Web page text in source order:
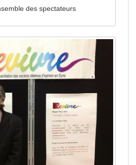
des spectateurs